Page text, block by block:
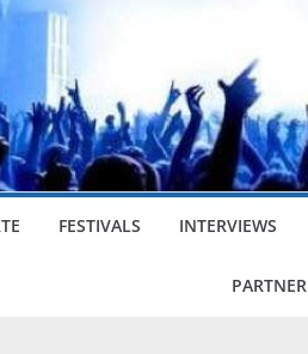
FESTIVALS INTERVIEWS
PARTNER